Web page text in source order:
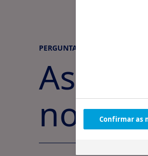
PERGUNTAS FREQÜENTES
As
nosConfirmar as